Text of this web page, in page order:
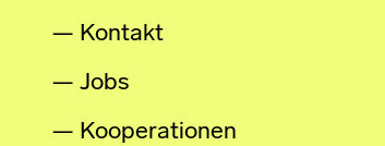
Kontakt
Jobs
Kooperationen